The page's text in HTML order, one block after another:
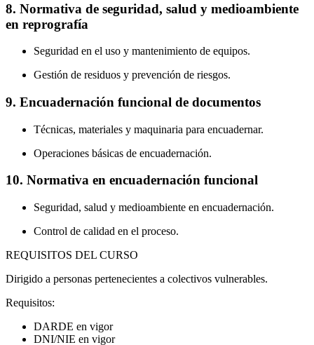
8. Normativa de seguridad, salud y medioambiente
en reprografía
Seguridad en el uso y mantenimiento de equipos.
Gestión de residuos y prevención de riesgos.
9. Encuadernación funcional de documentos
Técnicas, materiales y maquinaria para encuadernar.
Operaciones básicas de encuadernación.
10. Normativa en encuadernación funcional
Seguridad, salud y medioambiente en encuadernación.
Control de calidad en el proceso.
REQUISITOS DEL CURSO
Dirigido a personas pertenecientes a colectivos vulnerables.
Requisitos:
DARDE en vigor
DNI/NIE en vigor